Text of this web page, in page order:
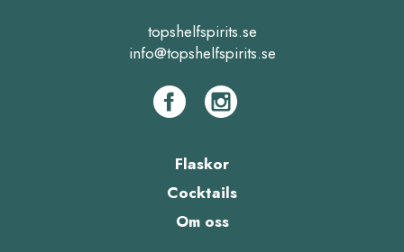
topshelfspirits.se
info@topshelfspirits.se
Flaskor
Cocktails
Om oss